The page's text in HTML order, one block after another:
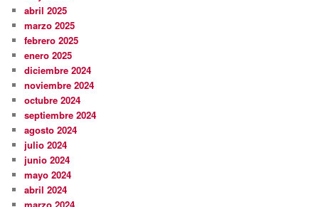
abril 2025
marzo 2025
febrero 2025
enero 2025
diciembre 2024
noviembre 2024
octubre 2024
septiembre 2024
agosto 2024
julio 2024
junio 2024
mayo 2024
abril 2024
marzo 2024